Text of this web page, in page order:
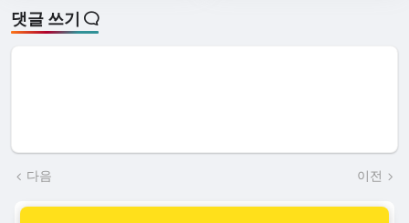
댓글 쓰기
다음 이전